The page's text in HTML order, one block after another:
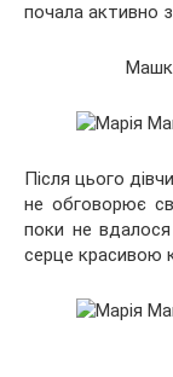
почала активно
Після цього
не обговорює
поки не вдалося
серце красивою